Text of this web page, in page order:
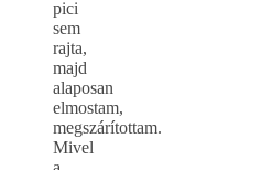
pici
sem
rajta,
majd
alaposan
elmostam,
megszárítottam.
Mivel